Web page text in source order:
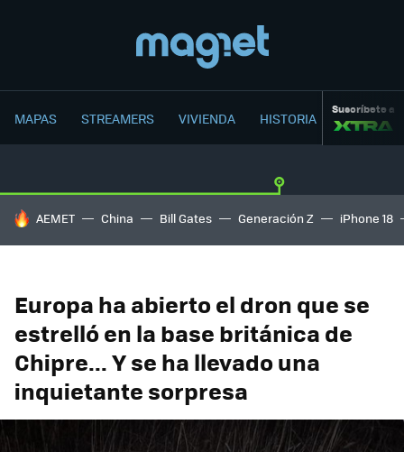
MAPAS STREAMERS VIVIENDA HISTORIA Suscríbete a
HOY SE HABLA DE
AEMET China Bill Gates Generación Z iPhone 18
Europa ha abierto el dron que se
estrelló en la base británica de
Chipre... Y se ha llevado una
inquietante sorpresa